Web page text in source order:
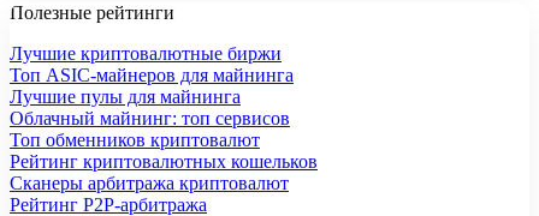
Полезные рейтинги
Лучшие криптовалютные биржи
Топ ASIC-майнеров для майнинга
Лучшие пулы для майнинга
Облачный майнинг: топ сервисов
Топ обменников криптовалют
Рейтинг криптовалютных кошельков
Сканеры арбитража криптовалют
Рейтинг P2P-арбитража